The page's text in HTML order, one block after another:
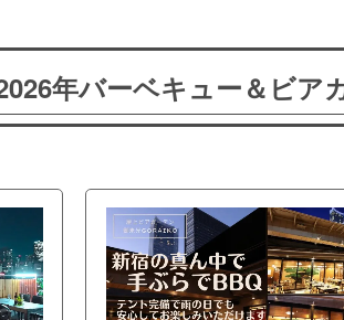
年バーベキュー＆ビア